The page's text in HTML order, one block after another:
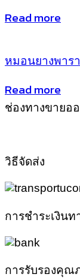
Read more
หมอนยางพาร
Read more
ช่องทางขายอ
วิธีจัดส่ง
การชำระเงิน
การรับรองคุณ